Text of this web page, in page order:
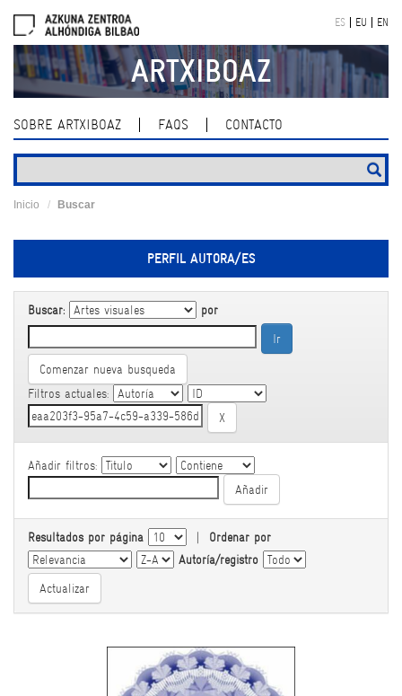
navigation
ES EU EN
ARTXIBOAZ
SOBRE ARTXIBOAZ FAQS CONTACTO
Inicio Buscar
PERFIL AUTORA/ES
Buscar: por
Comenzar nueva busqueda
Filtros actuales:
Añadir filtros:
Resultados por página | Ordenar por
Autoría/registro